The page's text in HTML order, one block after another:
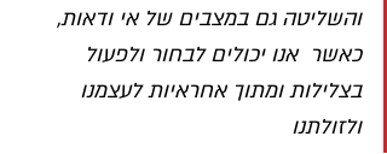
והשליטה גם במצבים של אי ודאות,
כאשר  אנו יכולים לבחור ולפעול
בצלילות ומתוך אחראיות לעצמנו
ולזולתנו